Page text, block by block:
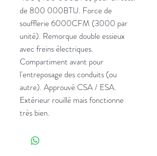
de 800 000BTU. Force de
soufflerie 6000CFM (3000 par
unité). Remorque double essieux
avec freins électriques.
Compartiment avant pour
l'entreposage des conduits (ou
autre). Approuvé CSA / ESA.
Extérieur rouillé mais fonctionne
très bien.